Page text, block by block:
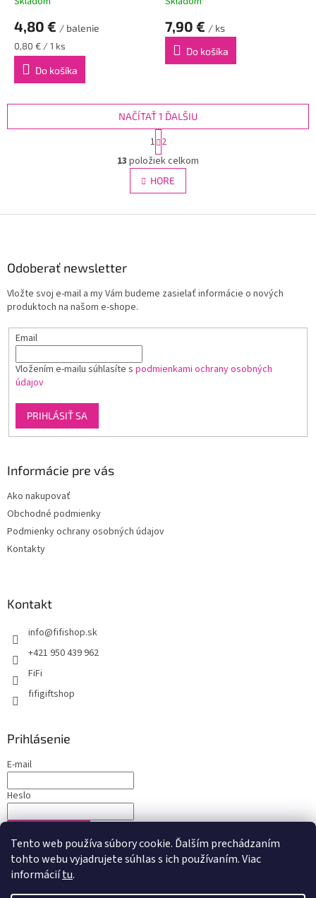
Tento web používa súbory cookie. Ďalším prechádzaním
tohto webu vyjadrujete súhlas s ich používaním. Viac
informáciítu.
4,80 € / balenie
Jednotková
cena:
0,80 € / 1 ks
Do košíka
7,90 € / ks
Do košíka
O
v
l
á
r
v
y
p
NAČÍTAŤ 1 ĎALŠIU
t
r
á
n
k
v
1 2
13 položiek celkom
HORE
Odoberať newsletter
Vložte svoj e-mail a my Vám budeme zasielať informácie o nových
produktoch na našom e-shope.
Email
Vložením e-mailu súhlasíte s podmienkami ochrany osobných
údajov
PRIHLÁSIŤ SA
Informácie pre vás
Ako nakupovať
Obchodné podmienky
Podmienky ochrany osobných údajov
Kontakty
Kontakt
info@fifishop.sk
+421 950 439 962
FiFi
fifigiftshop
Prihlásenie
E-mail
Heslo
Nová registráciaZabudnuté heslo